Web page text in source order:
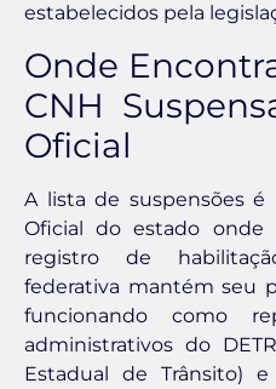
estabelecidos pela
Onde
CNH
Oficial
A lista de suspensões é
Oficial do estado onde
registro de
federativa mantém seu
funcionando como
administrativos do
Estadual de Trânsito)